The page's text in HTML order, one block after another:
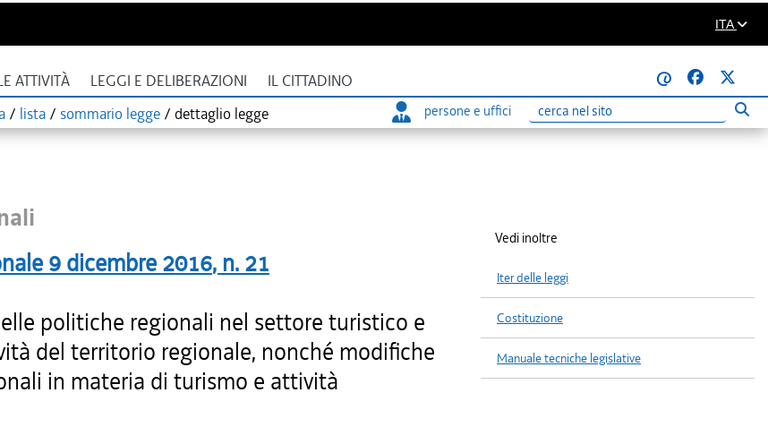
ITA
ATTIVITÀ LEGGI E DELIBERAZIONI IL CITTADINO
@
/ lista / sommario legge / dettaglio legge persone e uffici
Ricerca
9 dicembre 2016, n. 21
politiche regionali nel settore turistico e
del territorio regionale, nonché modifiche
in materia di turismo e attività
Vedi inoltre
Iter delle leggi
Costituzione
Manuale tecniche legislative